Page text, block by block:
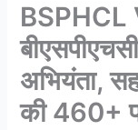
अभियंता,
की 460+